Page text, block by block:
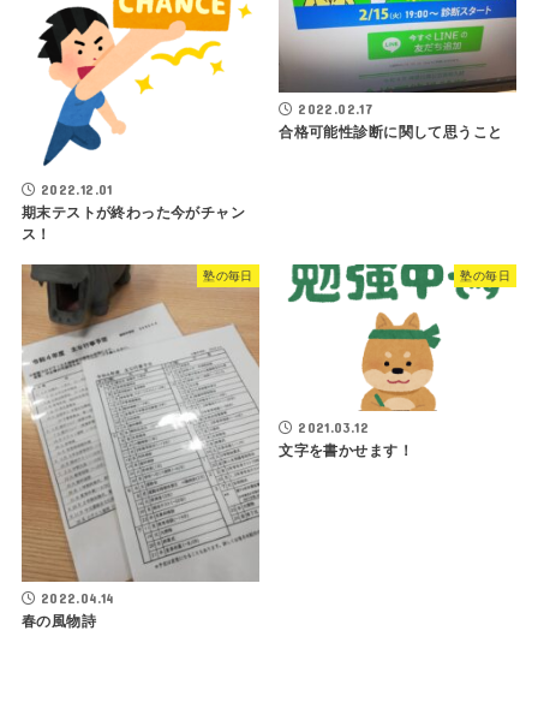
2022.12.01
期末テストが終わった今がチャン
ス！
2022.02.17
合格可能性診断に関して思うこと
塾の毎日
2022.04.14
春の風物詩
塾の毎日
2021.03.12
文字を書かせます！